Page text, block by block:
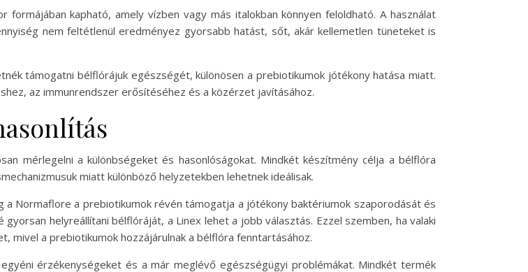
kapható, amely vízben vagy más italokban könnyen feloldható. A használat
nem feltétlenül eredményez gyorsabb hatást, sőt, akár kellemetlen tüneteket is
támogatni bélflórájuk egészségét, különösen a prebiotikumok jótékony hatása miatt.
az immunrendszer erősítéséhez és a közérzet javításához.
mérlegelni a különbségeket és hasonlóságokat. Mindkét készítmény célja a bélflóra
miatt különböző helyzetekben lehetnek ideálisak.
Normaflore a prebiotikumok révén támogatja a jótékony baktériumok szaporodását és
helyreállítani bélflóráját, a Linex lehet a jobb választás. Ezzel szemben, ha valaki
a prebiotikumok hozzájárulnak a bélflóra fenntartásához.
érzékenységeket és a már meglévő egészségügyi problémákat. Mindkét termék